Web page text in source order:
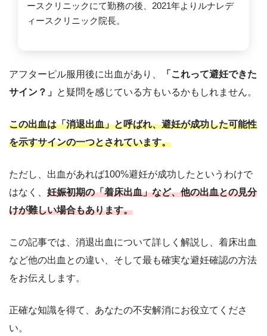
ースクリニックにて勤務の後、2021年よりルナレデ
ィースクリニック院長。
アフターピル服用後に出血があり、
「これって避妊できた
サイン？」 と疑問を感じている方もいるかもしれません。
この出血は「消退出血」と呼ばれ、避妊が成功した可能性
を示すサインの一つとされています。
ただし、出血があれば100%避妊が成功したというわけで
はなく、 妊娠初期の「着床出血」など、他の出血との見分
けが難しい場合もあります。
この記事では、消退出血について詳しく解説し、着床出血
など他の出血との違い、そして最も確実な避妊確認の方法
をお伝えします。
正確な知識を得て、あなたの不安解消にお役立てくださ
い。